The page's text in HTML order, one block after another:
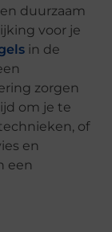
duurzaam
voor je
in de
zorgen
om je te
of
en
een